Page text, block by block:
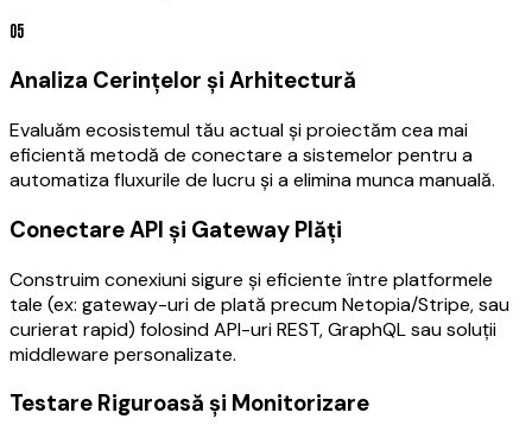
05
Analiza Cerințelor și Arhitectură
Evaluăm ecosistemul tău actual și proiectăm cea mai
eficientă metodă de conectare a sistemelor pentru a
automatiza fluxurile de lucru și a elimina munca manuală.
Conectare API și Gateway Plăți
Construim conexiuni sigure și eficiente între platformele
tale (ex: gateway-uri de plată precum Netopia/Stripe, sau
curierat rapid) folosind API-uri REST, GraphQL sau soluții
middleware personalizate.
Testare Riguroasă și Monitorizare